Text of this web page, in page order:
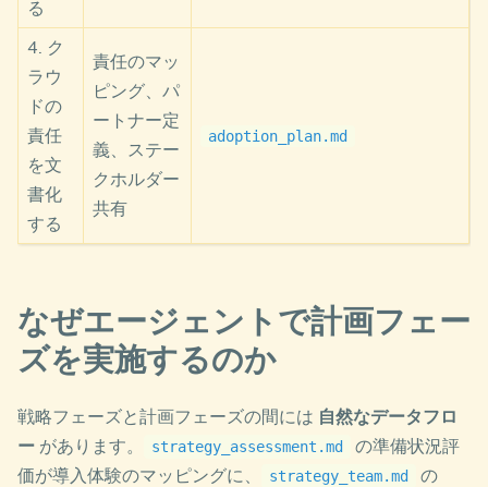
る
4. ク
ラウ
ドの
責任
を文
書化
する
責任のマッ
ピング、パ
ートナー定
義、ステー
クホルダー
共有
adoption_plan.md
なぜエージェントで計画フェー
ズを実施するのか
戦略フェーズと計画フェーズの間には 自然なデータフロ
ー があります。 strategy_assessment.md
の準備状況評
価が導入体験のマッピングに、
strategy_team.md
の